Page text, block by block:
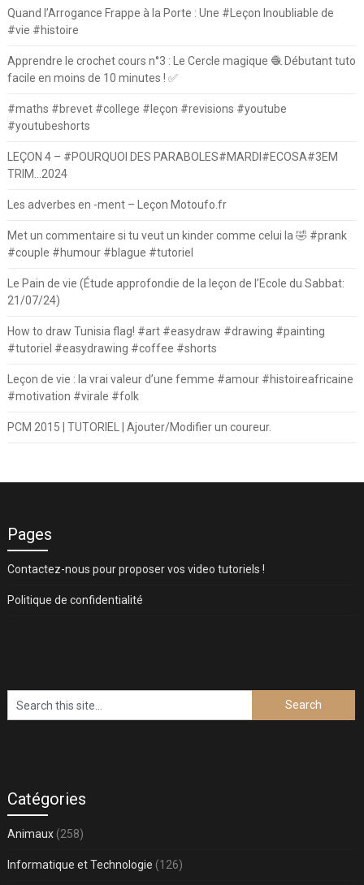
Quand l’Arrogance Frappe à la Porte : Une #Leçon Inoubliable de
#vie #histoire
Apprendre le crochet cours n°3 : Le Cercle magique 🧶 Débutant tuto
facile en moins de 10 minutes ! ✅
#maths #brevet #college #leçon #revisions #youtube
#youtubeshorts
LEÇON 4 – #POURQUOI DES PARABOLES#MARDI#ECOSA#3EM
TRIM…2024
Les adverbes en -ment – Leçon Motoufo.fr
Met un commentaire si tu veut un kinder comme celui la 🤣 #prank
#couple #humour #blague #tutoriel
Le Pain de vie (Étude approfondie de la leçon de l’Ecole du Sabbat:
21/07/24)
How to draw Tunisia flag! #art #easydraw #drawing #painting
#tutoriel #easydrawing #coffee #shorts
Leçon de vie : la vrai valeur d’une femme #amour #histoireafricaine
#motivation #virale #folk
PCM 2015 | TUTORIEL | Ajouter/Modifier un coureur.
Pages
Contactez-nous pour proposer vos video tutoriels !
Politique de confidentialité
Catégories
Animaux(258)
Informatique et Technologie (126)